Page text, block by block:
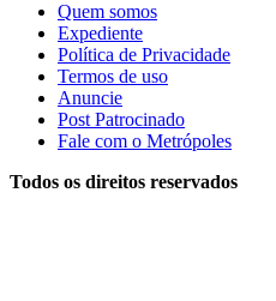
Quem somos
Expediente
Política de Privacidade
Termos de uso
Anuncie
Post Patrocinado
Fale com o Metrópoles
Todos os direitos reservados